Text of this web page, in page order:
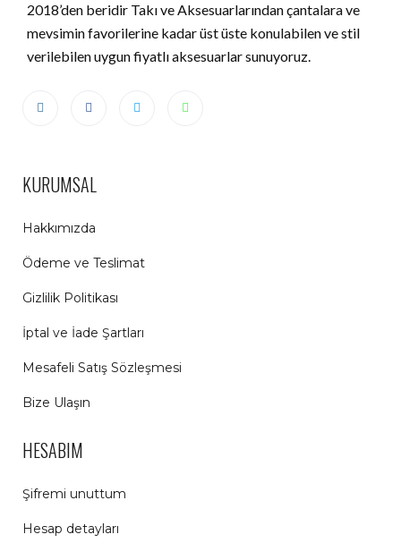
2018’den beridir Takı ve Aksesuarlarından çantalara ve
mevsimin favorilerine kadar üst üste konulabilen ve stil
verilebilen uygun fiyatlı aksesuarlar sunuyoruz.
KURUMSAL
Hakkımızda
Ödeme ve Teslimat
Gizlilik Politikası
İptal ve İade Şartları
Mesafeli Satış Sözleşmesi
Bize Ulaşın
HESABIM
Şifremi unuttum
Hesap detayları